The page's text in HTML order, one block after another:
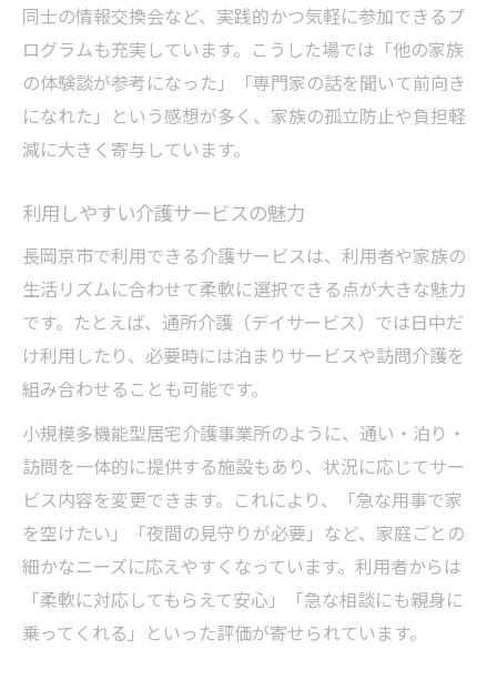
同士の情報交換会など、実践的かつ気軽に参加できるプ
ログラムも充実しています。こうした場では「他の家族
の体験談が参考になった」「専門家の話を聞いて前向き
になれた」という感想が多く、家族の孤立防止や負担軽
減に大きく寄与しています。
利用しやすい介護サービスの魅力
長岡京市で利用できる介護サービスは、利用者や家族の
生活リズムに合わせて柔軟に選択できる点が大きな魅力
です。たとえば、通所介護（デイサービス）では日中だ
け利用したり、必要時には泊まりサービスや訪問介護を
組み合わせることも可能です。
小規模多機能型居宅介護事業所のように、通い・泊り・
訪問を一体的に提供する施設もあり、状況に応じてサー
ビス内容を変更できます。これにより、「急な用事で家
を空けたい」「夜間の見守りが必要」など、家庭ごとの
細かなニーズに応えやすくなっています。利用者からは
「柔軟に対応してもらえて安心」「急な相談にも親身に
乗ってくれる」といった評価が寄せられています。